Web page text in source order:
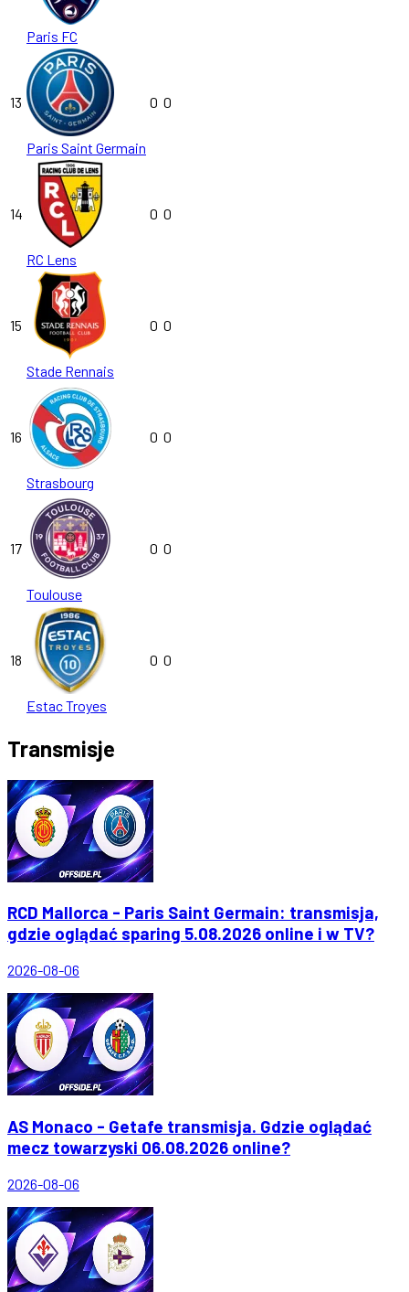
Paris FC
13
Paris Saint Germain
0 0
14
RC Lens
0 0
15
Stade Rennais
0 0
16
Strasbourg
0 0
17
Toulouse
0 0
18
Estac Troyes
0 0
Transmisje
RCD Mallorca - Paris Saint Germain: transmisja,
gdzie oglądać sparing 5.08.2026 online i w TV?
2026-08-06
AS Monaco - Getafe transmisja. Gdzie oglądać
mecz towarzyski 06.08.2026 online?
2026-08-06